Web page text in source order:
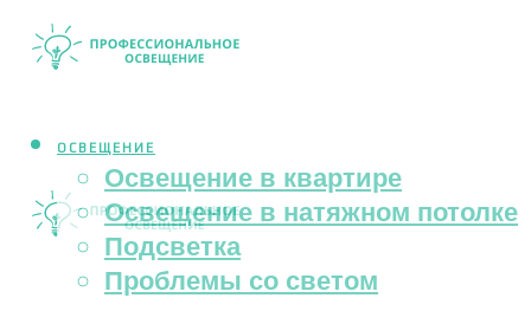
ОСВЕЩЕНИЕ
Освещение в квартире
Освещение в натяжном потолке
Подсветка
Проблемы со светом